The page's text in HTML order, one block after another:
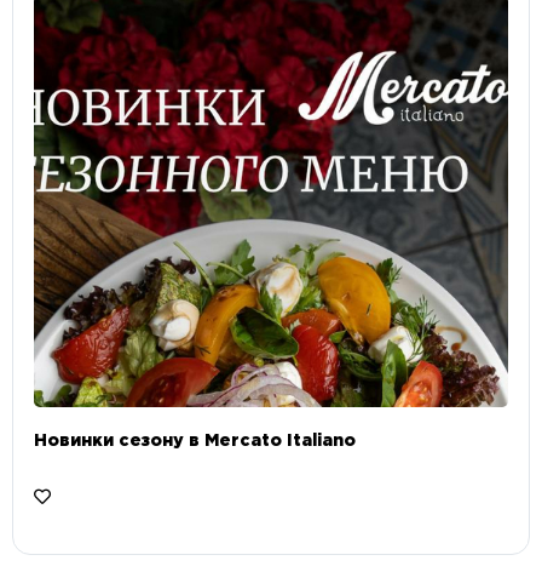
Новинки сезону в Mercato Italiano